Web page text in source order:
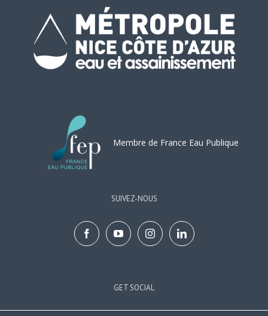
Membre de France Eau Publique
SUIVEZ-NOUS
GET SOCIAL